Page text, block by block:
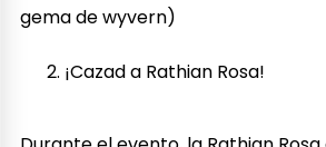
gema de wyvern)
¡Cazad a Rathian Rosa!